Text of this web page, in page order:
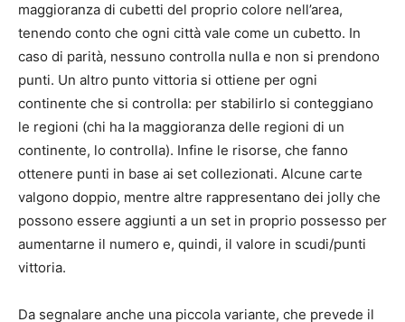
maggioranza di cubetti del proprio colore nell’area,
tenendo conto che ogni città vale come un cubetto. In
caso di parità, nessuno controlla nulla e non si prendono
punti. Un altro punto vittoria si ottiene per ogni
continente che si controlla: per stabilirlo si conteggiano
le regioni (chi ha la maggioranza delle regioni di un
continente, lo controlla). Infine le risorse, che fanno
ottenere punti in base ai set collezionati. Alcune carte
valgono doppio, mentre altre rappresentano dei jolly che
possono essere aggiunti a un set in proprio possesso per
aumentarne il numero e, quindi, il valore in scudi/punti
vittoria.
Da segnalare anche una piccola variante, che prevede il